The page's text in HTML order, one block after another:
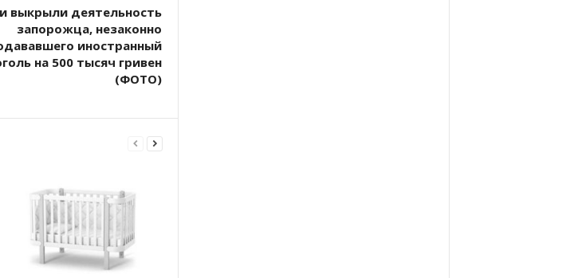
выкрыли деятельность
запорожца, незаконно
иностранный
на 500 тысяч гривен
(ФОТО)